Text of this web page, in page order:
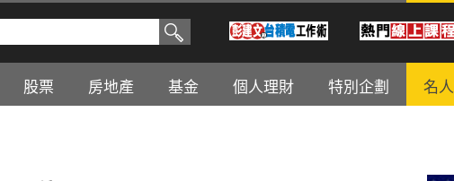
股票 房地產 基金 個人理財 特別企劃 名